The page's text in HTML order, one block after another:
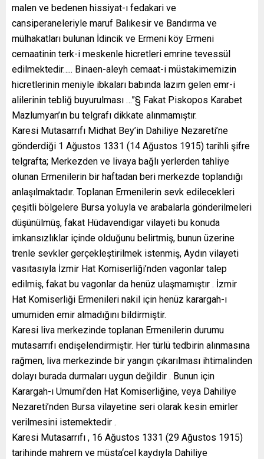
malen ve bedenen hissiyat-ı fedakari ve
cansiperaneleriyle maruf Balıkesir ve Bandırma ve
mülhakatları bulunan İdincik ve Ermeni köy Ermeni
cemaatinin terk-i meskenle hicretleri emrine tevessül
edilmektedir….. Binaen-aleyh cemaat-i müstakimemizin
hicretlerinin meniyle ibkaları babında lazım gelen emr-i
alilerinin tebliğ buyurulması …”§ Fakat Piskopos Karabet
Mazlumyan’ın bu telgrafı dikkate alınmamıştır.
Karesi Mutasarrıfı Midhat Bey’in Dahiliye Nezareti’ne
gönderdiği 1 Ağustos 1331 (14 Ağustos 1915) tarihli şifre
telgrafta; Merkezden ve livaya bağlı yerlerden tahliye
olunan Ermenilerin bir haftadan beri merkezde toplandığı
anlaşılmaktadır. Toplanan Ermenilerin sevk edilecekleri
çeşitli bölgelere Bursa yoluyla ve arabalarla gönderilmeleri
düşünülmüş, fakat Hüdavendigar vilayeti bu konuda
imkansızlıklar içinde olduğunu belirtmiş, bunun üzerine
trenle sevkler gerçekleştirilmek istenmiş, Aydın vilayeti
vasıtasıyla İzmir Hat Komiserliği’nden vagonlar talep
edilmiş, fakat bu vagonlar da henüz ulaşmamıştır . İzmir
Hat Komiserliği Ermenileri nakil için henüz karargah-ı
umumiden emir almadığını bildirmiştir.
Karesi liva merkezinde toplanan Ermenilerin durumu
mutasarrıfı endişelendirmiştir. Her türlü tedbirin alınmasına
rağmen, liva merkezinde bir yangın çıkarılması ihtimalinden
dolayı burada durmaları uygun değildir . Bunun için
Karargah-ı Umumi’den Hat Komiserliğine, veya Dahiliye
Nezareti’nden Bursa vilayetine seri olarak kesin emirler
verilmesini istemektedir .
Karesi Mutasarrıfı , 16 Ağustos 1331 (29 Ağustos 1915)
tarihinde mahrem ve müsta‘cel kaydıyla Dahiliye